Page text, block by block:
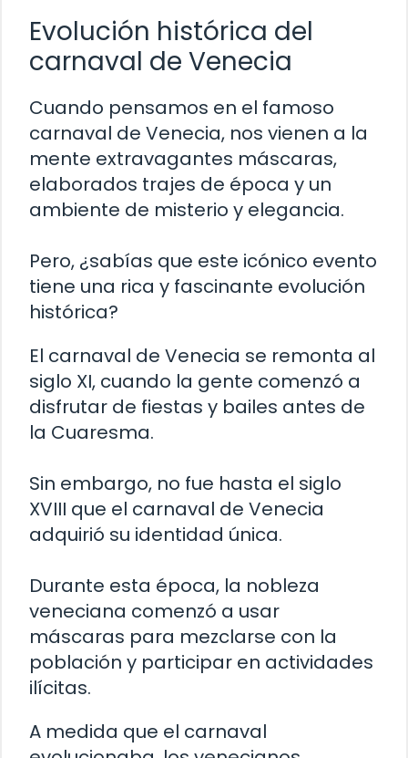
Evolución histórica del
carnaval de Venecia
Cuando pensamos en el famoso
carnaval de Venecia, nos vienen a la
mente extravagantes máscaras,
elaborados trajes de época y un
ambiente de misterio y elegancia.
Pero, ¿sabías que este icónico evento
tiene una rica y fascinante evolución
histórica?
El carnaval de Venecia se remonta al
siglo XI, cuando la gente comenzó a
disfrutar de fiestas y bailes antes de
la Cuaresma.
Sin embargo, no fue hasta el siglo
XVIII que el carnaval de Venecia
adquirió su identidad única.
Durante esta época, la nobleza
veneciana comenzó a usar
máscaras para mezclarse con la
población y participar en actividades
ilícitas.
A medida que el carnaval